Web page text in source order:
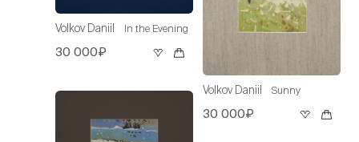
Volkov Daniil In the Evening
30 000₽
Volkov Daniil Sunny
30 000₽